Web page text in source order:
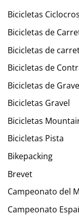
Bicicletas
Bicicletas de
Bicicletas de
Bicicletas de
Bicicletas de
Bicicletas Gravel
Bicicletas
Bicicletas Pista
Bikepacking
Brevet
Campeonato del
Campeonato